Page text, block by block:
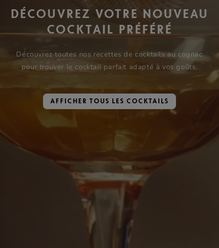
DÉCOUVREZ VOTRE NOUVEAU
COCKTAIL PRÉFÉRÉ
Découvrez toutes nos recettes de cocktails au cognac
pour trouver le cocktail parfait adapté à vos goûts.
AFFICHER TOUS LES COCKTAILS